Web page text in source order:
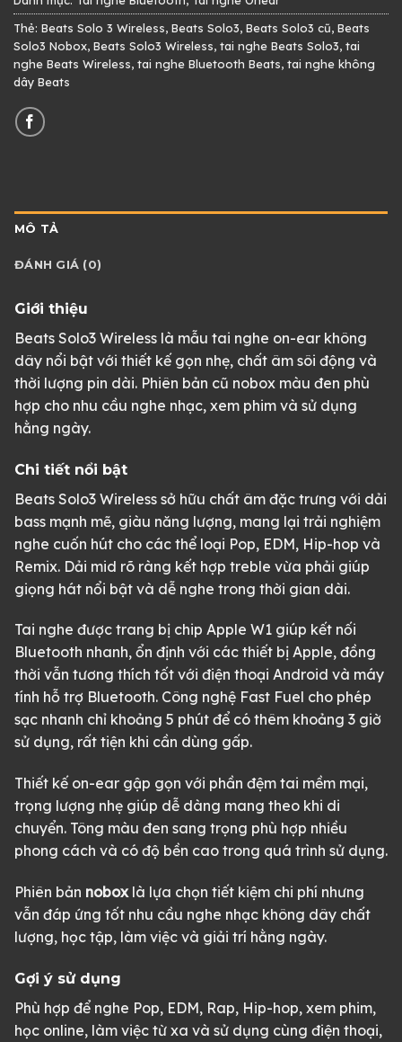
Thẻ: Beats Solo 3 Wireless, Beats Solo3, Beats Solo3 cũ, Beats
Solo3 Nobox, Beats Solo3 Wireless, tai nghe Beats Solo3, tai
nghe Beats Wireless, tai nghe Bluetooth Beats, tai nghe không
dây Beats
MÔ TẢ
ĐÁNH GIÁ (0)
Giới thiệu
Beats Solo3 Wireless là mẫu tai nghe on-ear không
dây nổi bật với thiết kế gọn nhẹ, chất âm sôi động và
thời lượng pin dài. Phiên bản cũ nobox màu đen phù
hợp cho nhu cầu nghe nhạc, xem phim và sử dụng
hằng ngày.
Chi tiết nổi bật
Beats Solo3 Wireless sở hữu chất âm đặc trưng với dải
bass mạnh mẽ, giàu năng lượng, mang lại trải nghiệm
nghe cuốn hút cho các thể loại Pop, EDM, Hip-hop và
Remix. Dải mid rõ ràng kết hợp treble vừa phải giúp
giọng hát nổi bật và dễ nghe trong thời gian dài.
Tai nghe được trang bị chip Apple W1 giúp kết nối
Bluetooth nhanh, ổn định với các thiết bị Apple, đồng
thời vẫn tương thích tốt với điện thoại Android và máy
tính hỗ trợ Bluetooth. Công nghệ Fast Fuel cho phép
sạc nhanh chỉ khoảng 5 phút để có thêm khoảng 3 giờ
sử dụng, rất tiện khi cần dùng gấp.
Thiết kế on-ear gập gọn với phần đệm tai mềm mại,
trọng lượng nhẹ giúp dễ dàng mang theo khi di
chuyển. Tông màu đen sang trọng phù hợp nhiều
phong cách và có độ bền cao trong quá trình sử dụng.
Phiên bản nobox là lựa chọn tiết kiệm chi phí nhưng
vẫn đáp ứng tốt nhu cầu nghe nhạc không dây chất
lượng, học tập, làm việc và giải trí hằng ngày.
Gợi ý sử dụng
Phù hợp để nghe Pop, EDM, Rap, Hip-hop, xem phim,
học online, làm việc từ xa và sử dụng cùng điện thoại,